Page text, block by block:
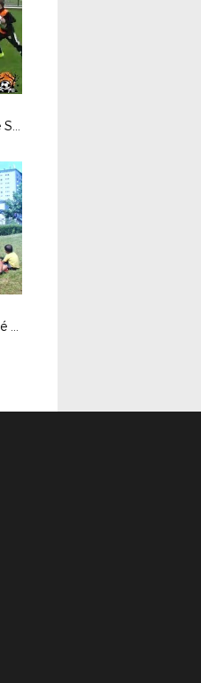
Le plateau Halloween interdistricts de Sarralbe en images !
1er stage vacances Foot & Citoyenneté à Strasbourg !